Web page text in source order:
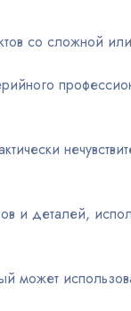
со сложной
и деталей,